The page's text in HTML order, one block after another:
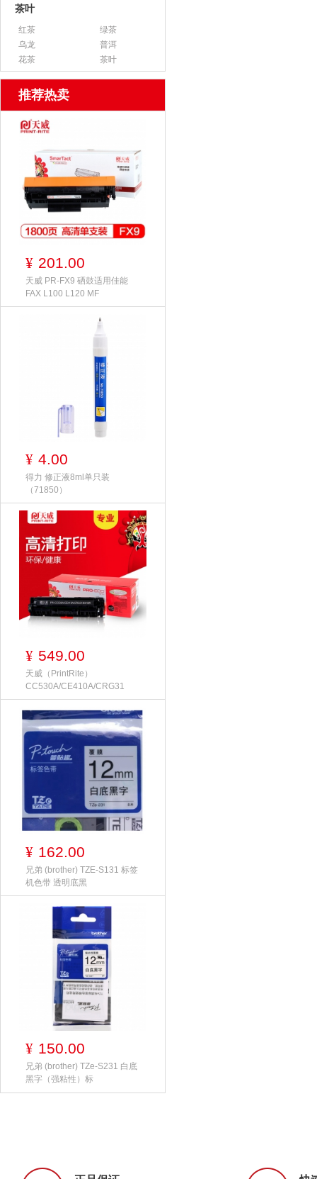
茶叶
红茶
绿茶
乌龙
普洱
花茶
茶叶
推荐热卖
¥ 201.00
天威 PR-FX9 硒鼓适用佳能
FAX L100 L120 MF
¥ 4.00
得力 修正液8ml单只装
（71850）
¥ 549.00
天威（PrintRite）
CC530A/CE410A/CRG31
¥ 162.00
兄弟 (brother) TZE-S131 标签
机色带 透明底黑
¥ 150.00
兄弟 (brother) TZe-S231 白底
黑字（强粘性）标